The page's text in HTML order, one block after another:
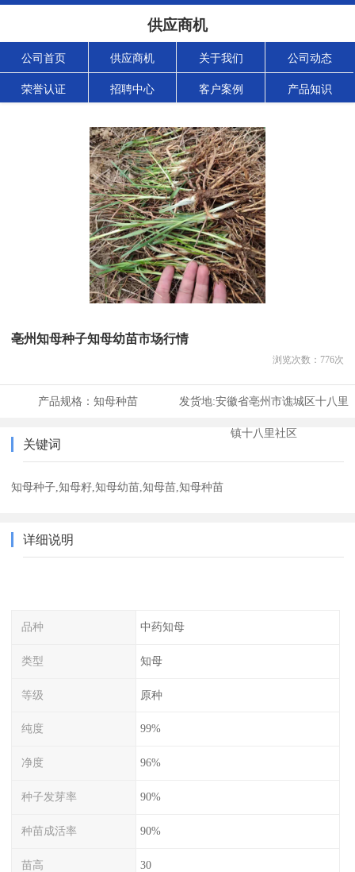
供应商机
公司首页 供应商机 关于我们 公司动态
荣誉认证 招聘中心 客户案例 产品知识
亳州知母种子知母幼苗市场行情
浏览次数： 776次
产品规格： 知母种苗 发货地:安徽省亳州市谯城区十八里
镇十八里社区
关键词
知母种子,知母籽,知母幼苗,知母苗,知母种苗
详细说明
品种 中药知母
类型 知母
等级 原种
纯度 99%
净度 96%
种子发芽率 90%
种苗成活率 90%
苗高 30